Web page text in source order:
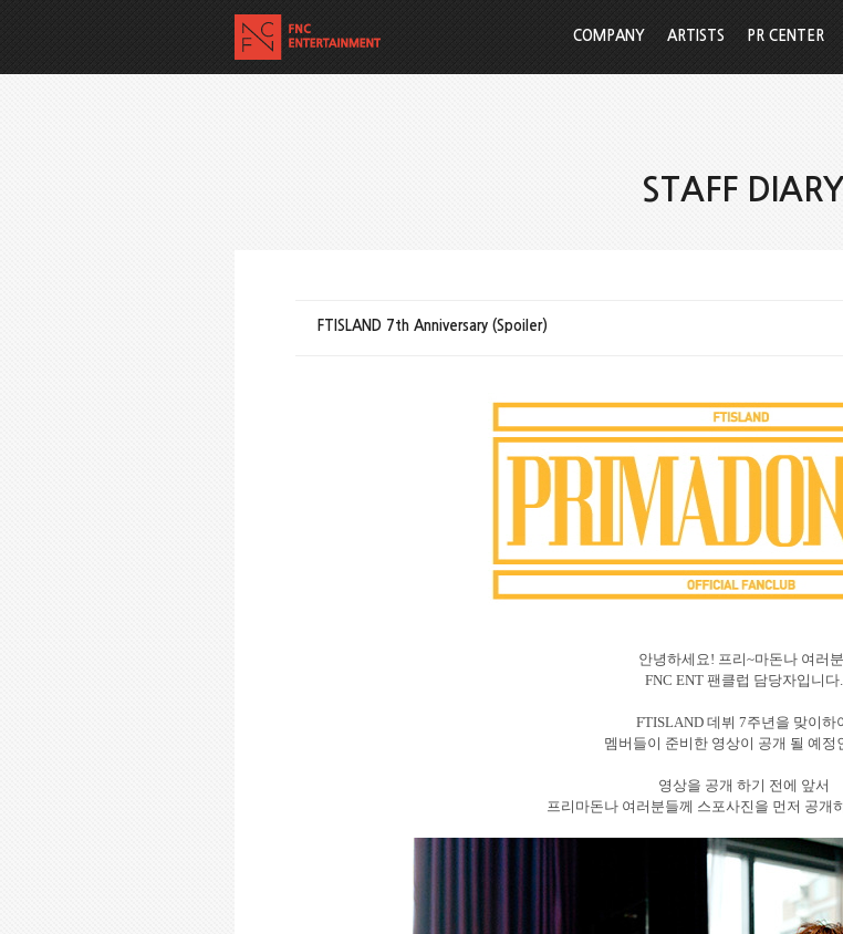
COMPANY ARTISTS PR CENTER
STAFF DIARY
FTISLAND 7th Anniversary (Spoiler)
안녕하세요! 프리~마돈나 여러
FNC ENT 팬클럽 담당자입니다.
FTISLAND 데뷔 7주년을 맞이하
멤버들이 준비한 영상이 공개 될 예정
영상을 공개 하기 전에 앞서
프리마돈나 여러분들께 스포사진을 먼저 공개